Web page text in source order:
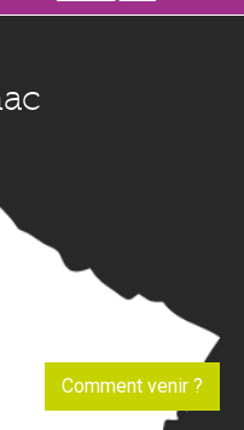
Comment venir ?